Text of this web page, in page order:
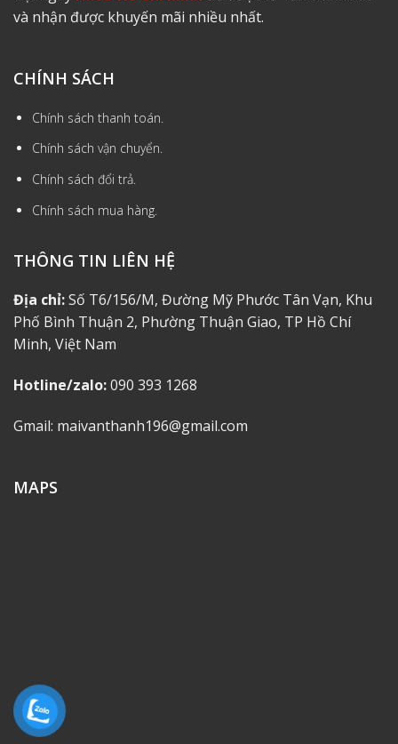
và nhận được khuyến mãi nhiều nhất.
CHÍNH SÁCH
Chính sách thanh toán.
Chính sách vận chuyển.
Chính sách đổi trả.
Chính sách mua hàng.
THÔNG TIN LIÊN HỆ
Địa chỉ:Số T6/156/M, Đường Mỹ Phước Tân Vạn, Khu
Phố Bình Thuận 2, Phường Thuận Giao, TP Hồ Chí
Minh, Việt Nam
Hotline/zalo:090 393 1268
Gmail: maivanthanh196@gmail.com
MAPS